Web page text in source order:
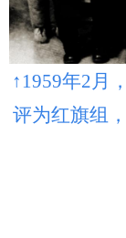
↑1959年2月
评为红旗组